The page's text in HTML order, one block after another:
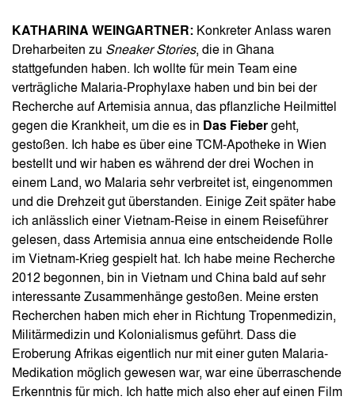
KATHARINA WEINGARTNER: Konkreter Anlass waren
Dreharbeiten zu Sneaker Stories, die in Ghana
stattgefunden haben. Ich wollte für mein Team eine
verträgliche Malaria-Prophylaxe haben und bin bei der
Recherche auf Artemisia annua, das pflanzliche Heilmittel
gegen die Krankheit, um die es in Das Fieber geht,
gestoßen. Ich habe es über eine TCM-Apotheke in Wien
bestellt und wir haben es während der drei Wochen in
einem Land, wo Malaria sehr verbreitet ist, eingenommen
und die Drehzeit gut überstanden. Einige Zeit später habe
ich anlässlich einer Vietnam-Reise in einem Reiseführer
gelesen, dass Artemisia annua eine entscheidende Rolle
im Vietnam-Krieg gespielt hat. Ich habe meine Recherche
2012 begonnen, bin in Vietnam und China bald auf sehr
interessante Zusammenhänge gestoßen. Meine ersten
Recherchen haben mich eher in Richtung Tropenmedizin,
Militärmedizin und Kolonialismus geführt. Dass die
Eroberung Afrikas eigentlich nur mit einer guten Malaria-
Medikation möglich gewesen war, war eine überraschende
Erkenntnis für mich. Ich hatte mich also eher auf einen Film